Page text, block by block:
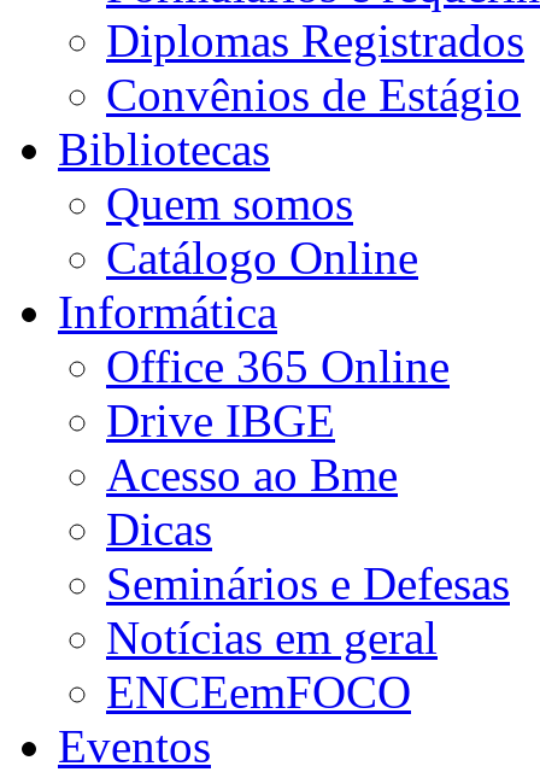
Diplomas Registrados
Convênios de Estágio
Bibliotecas
Quem somos
Catálogo Online
Informática
Office 365 Online
Drive IBGE
Acesso ao Bme
Dicas
Seminários e Defesas
Notícias em geral
ENCEemFOCO
Eventos